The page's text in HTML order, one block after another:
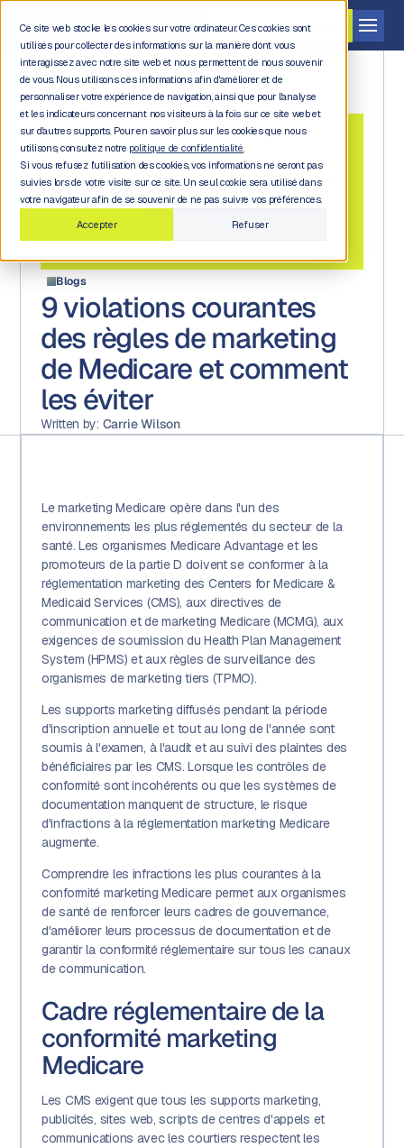
Ce site web stocke les cookies sur votre ordinateur. Ces cookies sont
utilisés pour collecter des informations sur la manière dont vous
interagissez avec notre site web et nous permettent de nous souvenir
de vous. Nous utilisons ces informations afin d'améliorer et de
personnaliser votre expérience de navigation, ainsi que pour l'analyse
et les indicateurs concernant nos visiteurs à la fois sur ce site web et
sur d'autres supports. Pour en savoir plus sur les cookies que nous
utilisons, consultez notre politique de confidentialité.
Si vous refusez l'utilisation des cookies, vos informations ne seront pas
suivies lors de votre visite sur ce site. Un seul cookie sera utilisé dans
votre navigateur afin de se souvenir de ne pas suivre vos préférences.
Accepter
Refuser
Demander une démo
Back to
blog
Blogs
9 violations courantes
des règles de marketing
de Medicare et comment
les éviter
Written by: Carrie Wilson
Le marketing Medicare opère dans l'un des
environnements les plus réglementés du secteur de la
santé. Les organismes Medicare Advantage et les
promoteurs de la partie D doivent se conformer à la
réglementation marketing des Centers for Medicare &
Medicaid Services (CMS), aux directives de
communication et de marketing Medicare (MCMG), aux
exigences de soumission du Health Plan Management
System (HPMS) et aux règles de surveillance des
organismes de marketing tiers (TPMO).
Les supports marketing diffusés pendant la période
d'inscription annuelle et tout au long de l'année sont
soumis à l'examen, à l'audit et au suivi des plaintes des
bénéficiaires par les CMS. Lorsque les contrôles de
conformité sont incohérents ou que les systèmes de
documentation manquent de structure, le risque
d'infractions à la réglementation marketing Medicare
augmente.
Comprendre les infractions les plus courantes à la
conformité marketing Medicare permet aux organismes
de santé de renforcer leurs cadres de gouvernance,
d'améliorer leurs processus de documentation et de
garantir la conformité réglementaire sur tous les canaux
de communication.
Cadre réglementaire de la
conformité marketing
Medicare
Les CMS exigent que tous les supports marketing,
publicités, sites web, scripts de centres d'appels et
communications avec les courtiers respectent les